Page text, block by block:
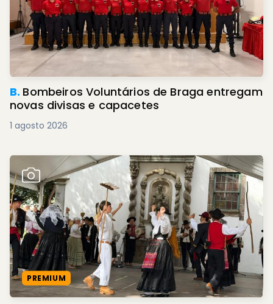
B. Bombeiros Voluntários de Braga entregam
novas divisas e capacetes
1 agosto 2026
PREMIUM